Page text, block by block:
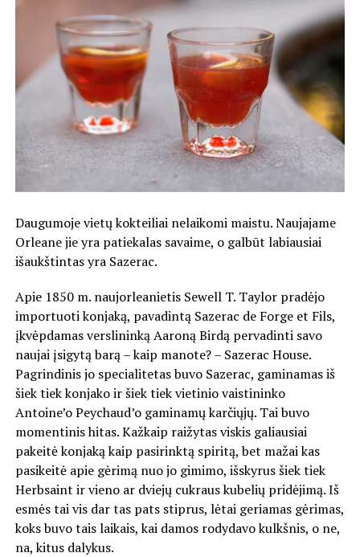
Daugumoje vietų kokteiliai nelaikomi maistu. Naujajame
Orleane jie yra patiekalas savaime, o galbūt labiausiai
išaukštintas yra Sazerac.
Apie 1850 m. naujorleanietis Sewell T. Taylor pradėjo
importuoti konjaką, pavadintą Sazerac de Forge et Fils,
įkvėpdamas verslininką Aaroną Birdą pervadinti savo
naujai įsigytą barą – kaip manote? – Sazerac House.
Pagrindinis jo specialitetas buvo Sazerac, gaminamas iš
šiek tiek konjako ir šiek tiek vietinio vaistininko
Antoine’o Peychaud’o gaminamų karčiųjų. Tai buvo
momentinis hitas. Kažkaip raižytas viskis galiausiai
pakeitė konjaką kaip pasirinktą spiritą, bet mažai kas
pasikeitė apie gėrimą nuo jo gimimo, išskyrus šiek tiek
Herbsaint ir vieno ar dviejų cukraus kubelių pridėjimą. Iš
esmės tai vis dar tas pats stiprus, lėtai geriamas gėrimas,
koks buvo tais laikais, kai damos rodydavo kulkšnis, o ne,
na, kitus dalykus.